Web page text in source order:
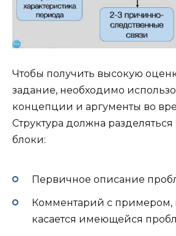
Чтобы получить высокую
задание, необходимо
концепции и аргументы во
Структура должна
блоки:
Первичное описание
Комментарий с примером,
касается имеющейся